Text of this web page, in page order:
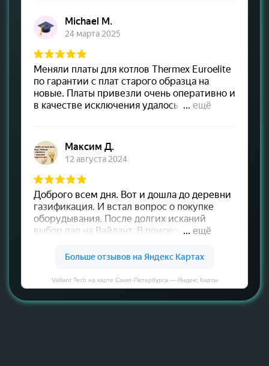
Vaillant Tech на карте Санкт‑Петербурга — Яндекс Карты